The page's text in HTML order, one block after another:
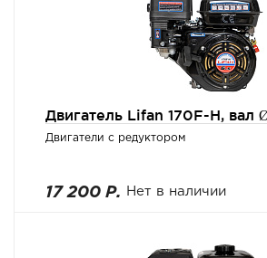
Двигатель Lifan 170F-H, вал
Двигатели с редуктором
17 200 Р. Нет в наличии